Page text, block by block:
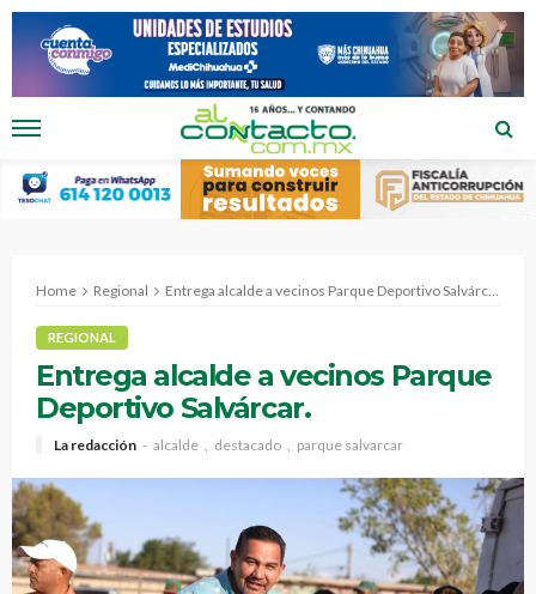
Home Regional Entrega alcalde a vecinos Parque Deportivo Salvárcar.
REGIONAL
Entrega alcalde a vecinos Parque
Deportivo Salvárcar.
La redacción alcalde destacado parque salvarcar